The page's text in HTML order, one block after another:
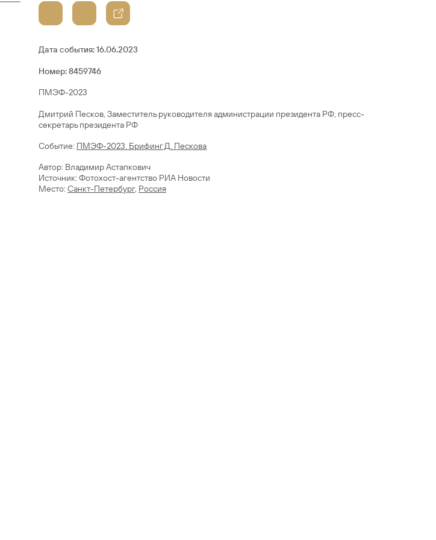
Дата события:16.06.2023
Номер: 8459746
ПМЭФ-2023
Дмитрий Песков, Заместитель руководителя администрации президента РФ, пресс-
секретарь президента РФ
Cобытие: ПМЭФ-2023. Брифинг Д. Пескова
Автор: Владимир Астапкович
Источник: Фотохост-агентство РИА Новости
Место: Санкт-Петербург, Россия